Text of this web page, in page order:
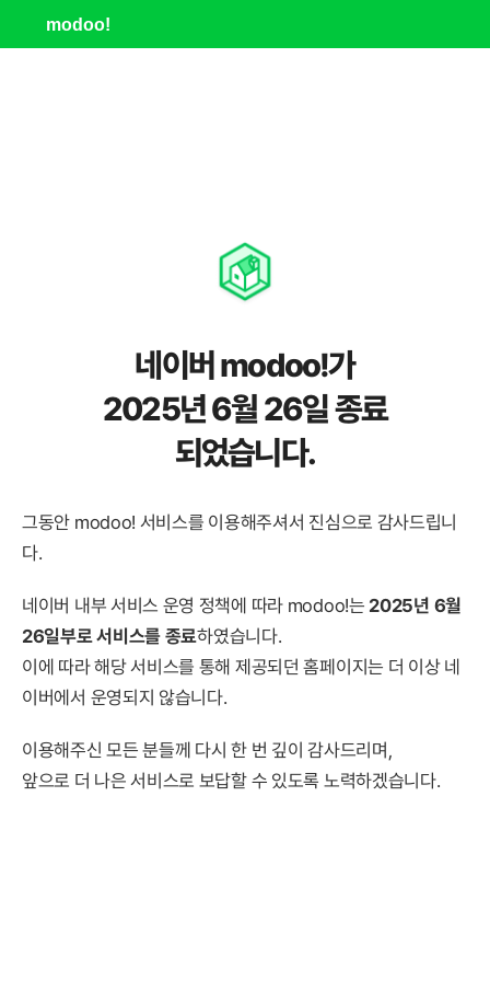
modoo!
네이버 modoo!가
2025년 6월 26일 종료
되었습니다.
그동안 modoo! 서비스를 이용해주셔서 진심으로 감사드립니
다.
네이버 내부 서비스 운영 정책에 따라 modoo!는 2025년 6월
26일부로 서비스를 종료하였습니다.
이에 따라 해당 서비스를 통해 제공되던 홈페이지는 더 이상 네
이버에서 운영되지 않습니다.
이용해주신 모든 분들께 다시 한 번 깊이 감사드리며,
앞으로 더 나은 서비스로 보답할 수 있도록 노력하겠습니다.